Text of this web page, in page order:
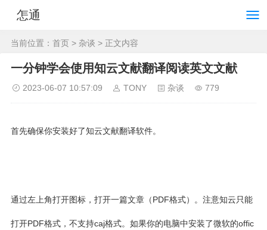
怎通
当前位置： 首页 > 杂谈 > 正文内容
一分钟学会使用知云文献翻译阅读英文文献
2023-06-07 10:57:09 TONY 杂谈 779
首先确保你安装好了知云文献翻译软件。
通过左上角打开图标，打开一篇文章（PDF格式）。注意知云只能
打开PDF格式，不支持caj格式。如果你的电脑中安装了微软的offic